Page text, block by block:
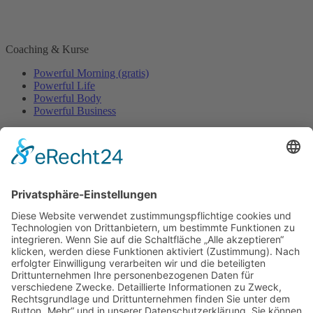
Coaching & Kurse
Powerful Morning (gratis)
Powerful Life
Powerful Body
Powerful Business
Event-Übersicht
Über mich
Mit mir arbeiten
Gratis
Podcast
Shop